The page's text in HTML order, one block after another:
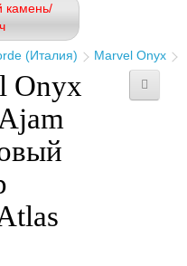
камень/
(Италия) Marvel Onyx
Onyx